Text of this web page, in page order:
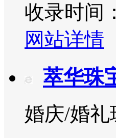
收录时间
网站详情
萃华珠
婚庆/婚礼